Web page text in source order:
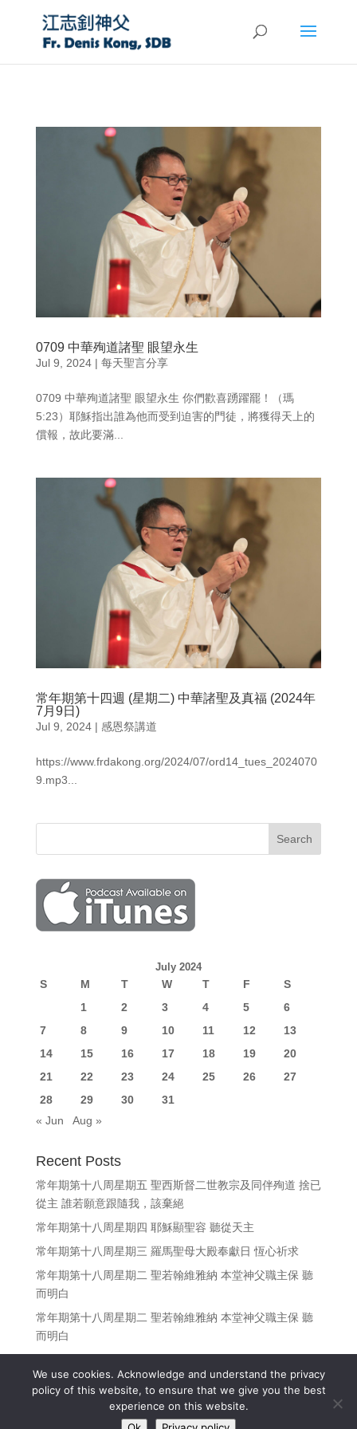
0709 中華殉道諸聖 眼望永生
Jul 9, 2024| 每天聖言分享
0709 中華殉道諸聖 眼望永生 你們歡喜踴躍罷！（瑪
5:23）耶穌指出誰為他而受到迫害的門徒，將獲得天上的
償報，故此要滿...
常年期第十四週 (星期二) 中華諸聖及真福 (2024年
7月9日)
Jul 9, 2024| 感恩祭講道
https://www.frdakong.org/2024/07/ord14_tues_2024070
9.mp3...
July 2024
S M T W T F
S
1
2 3 4 5
6
7
8 9 10 11 12
13
14
15 16 17 18 19
20
21
22 23 24 25 26
27
28
29 30
31
« Jun
Aug »
Recent Posts
常年期第十八周星期五 聖西斯督二世教宗及同伴殉道 捨已
從主 誰若願意跟隨我，該棄絕
常年期第十八周星期四 耶穌顯聖容 聽從天主
常年期第十八周星期三 羅馬聖母大殿奉獻日 恆心祈求
常年期第十八周星期二 聖若翰維雅納 本堂神父職主保 聽
而明白
常年期第十八周星期二 聖若翰維雅納 本堂神父職主保 聽
而明白
Copyright © 江志釗神父 Fr. Denis Kong, SDB All Rights
We use cookies. Acknowledge and understand the privacy
policy of this website, to ensure that we give you the best
experience on this website.